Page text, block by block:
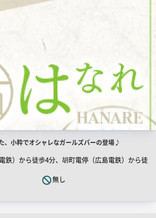
、小粋でオシャレなガールズバーの登場♪
鉄）から徒歩4分、胡町電停（広島電鉄）から徒
無し